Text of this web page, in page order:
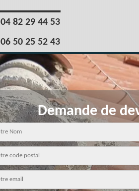
04 82 29 44 53
06 50 25 52 43
Demande de